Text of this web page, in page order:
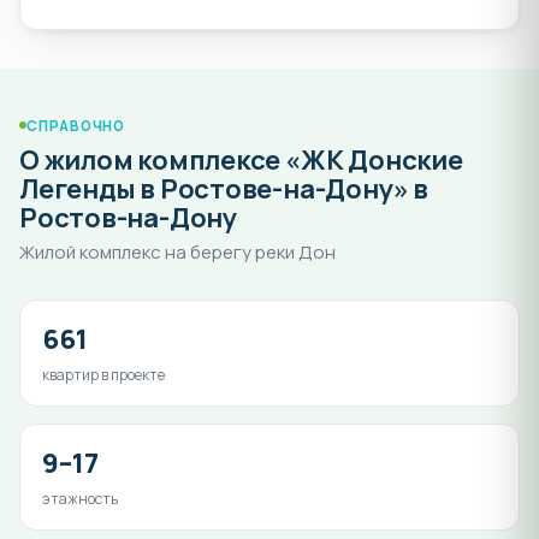
СПРАВОЧНО
О жилом комплексе «ЖК Донские
Легенды в Ростове-на-Дону» в
Ростов-на-Дону
Жилой комплекс на берегу реки Дон
661
квартир в проекте
9–17
этажность